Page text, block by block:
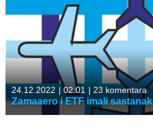
24.12.2022 | 02:01 | 23 komentara
Zamaaero i ETF imali sastanak